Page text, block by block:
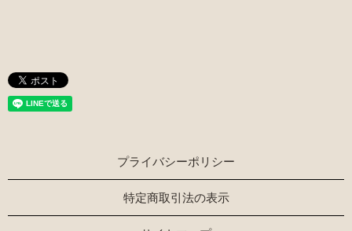
プライバシーポリシー
特定商取引法の表示